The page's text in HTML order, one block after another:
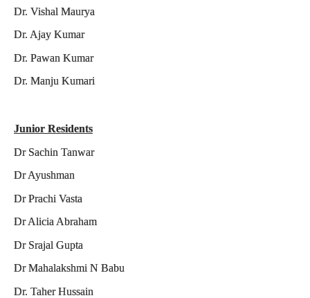
Dr. Vishal Maurya
Dr. Ajay Kumar
Dr. Pawan Kumar
Dr. Manju Kumari
Junior Residents
Dr Sachin Tanwar
Dr Ayushman
Dr Prachi Vasta
Dr Alicia Abraham
Dr Srajal Gupta
Dr Mahalakshmi N Babu
Dr. Taher Hussain